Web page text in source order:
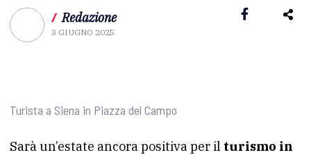
/ Redazione
3 GIUGNO 2025
Turista a Siena in Piazza del Campo
Sarà un’estate ancora positiva per il turismo in